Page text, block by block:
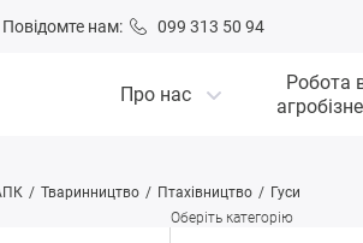
нам: 099 313 50 94
Про нас
Робота
Тваринництво Птахівництво
Гуси
Оберіть категорію